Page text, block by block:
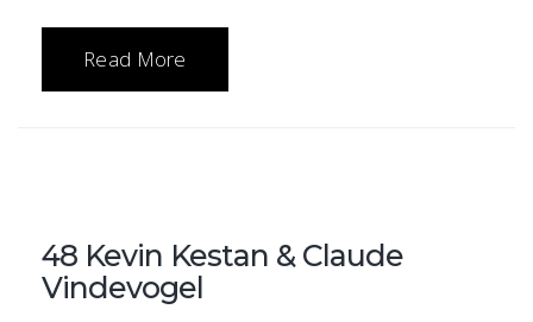
Read More
48 Kevin Kestan & Claude
Vindevogel